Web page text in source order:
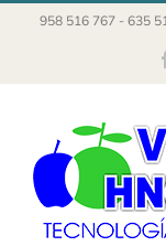
Saltar958 516 767 - 635